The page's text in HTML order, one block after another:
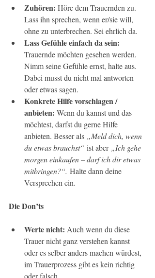
Zuhören: Höre dem Trauernden zu.
Lass ihn sprechen, wenn er/sie will,
ohne zu unterbrechen. Sei ehrlich da.
Lass Gefühle einfach da sein:
Trauernde möchten gesehen werden.
Nimm seine Gefühle ernst, halte aus.
Dabei musst du nicht mal antworten
oder etwas sagen.
Konkrete Hilfe vorschlagen /
anbieten: Wenn du kannst und das
möchtest, darfst du gerne Hilfe
anbieten. Besser als „Meld dich, wenn
du etwas brauchst“ ist aber „Ich gehe
morgen einkaufen – darf ich dir etwas
mitbringen?“. Halte dann deine
Versprechen ein.
Die Don’ts
Werte nicht: Auch wenn du diese
Trauer nicht ganz verstehen kannst
oder es selber anders machen würdest,
im Trauerprozess gibt es kein richtig
oder falsch.